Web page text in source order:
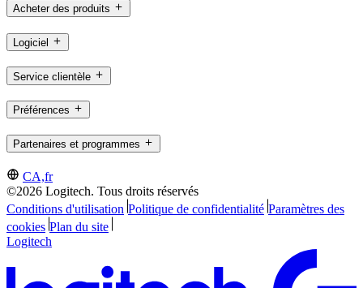
Acheter des produits
Logiciel
Service clientèle
Préférences
Partenaires et programmes
CA,fr
©2026 Logitech. Tous droits réservés
Conditions d'utilisation Politique de confidentialité Paramètres des
cookies Plan du site
Logitech